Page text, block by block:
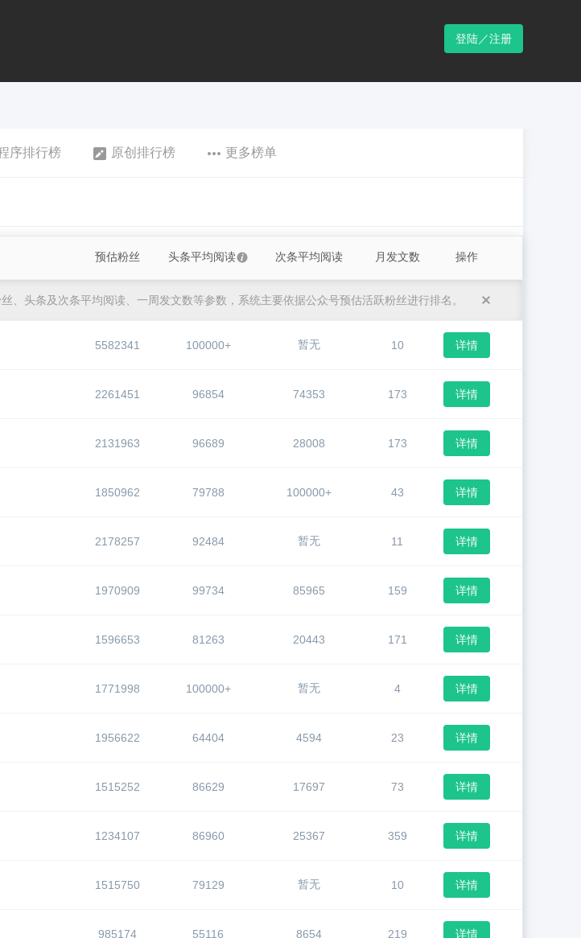
登陆／注册
序排行榜 原创排行榜 更多榜单
预估粉丝 头条平均阅读 次条平均阅读 月发文数 操作
、头条及次条平均阅读、一周发文数等参数，系统主要依据公众号预估活跃粉丝进行排名。
5582341 100000+ 暂无 10 详情
2261451 96854 74353 173 详情
2131963 96689 28008 173 详情
1850962 79788 100000+ 43 详情
2178257 92484 暂无 11 详情
1970909 99734 85965 159 详情
1596653 81263 20443 171 详情
1771998 100000+ 暂无 4 详情
1956622 64404 4594 23 详情
1515252 86629 17697 73 详情
1234107 86960 25367 359 详情
1515750 79129 暂无 10 详情
985174 55116 8654 219 详情